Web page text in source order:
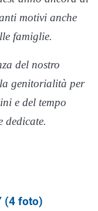
motivi anche
famiglie.
del nostro
genitorialità per
e del tempo
dedicate.
(4 foto)